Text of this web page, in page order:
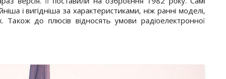
і вигідніша за характеристиками, ніж ранні моделі,
до плюсів відносять умови радіоелектронної